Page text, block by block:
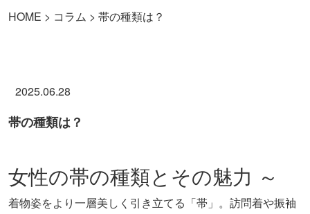
HOME > コラム > 帯の種類は？
2025.06.28
帯の種類は？
女性の帯の種類とその魅力 ～
着物姿をより一層美しく引き立てる「帯」。訪問着や振袖